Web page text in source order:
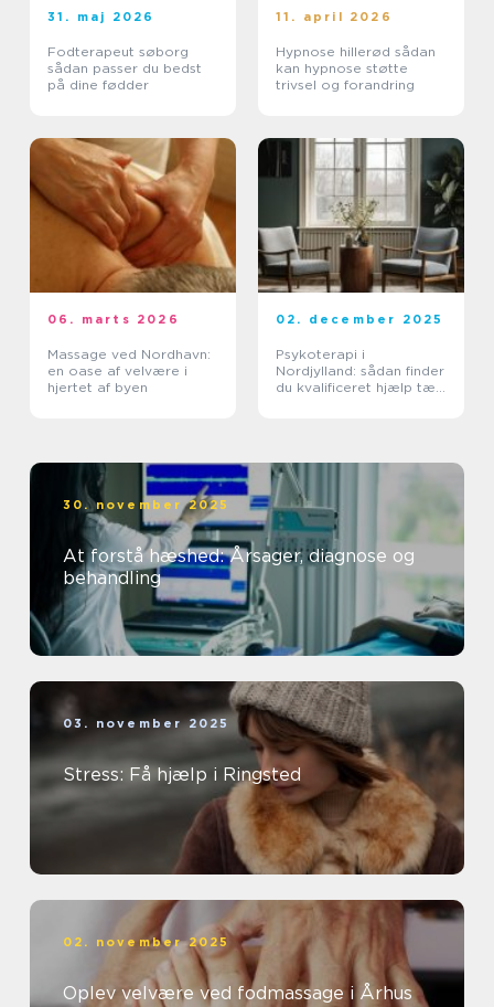
31. maj 2026
Fodterapeut søborg
sådan passer du bedst
på dine fødder
11. april 2026
Hypnose hillerød sådan
kan hypnose støtte
trivsel og forandring
06. marts 2026
Massage ved Nordhavn:
en oase af velvære i
hjertet af byen
02. december 2025
Psykoterapi i
Nordjylland: sådan finder
du kvalificeret hjælp tæt
30. november 2025
At forstå hæshed: Årsager, diagnose og
behandling
03. november 2025
Stress: Få hjælp i Ringsted
02. november 2025
Oplev velvære ved fodmassage i Århus